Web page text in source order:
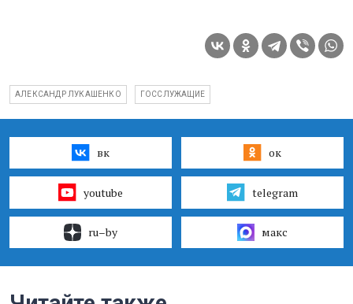
АЛЕКСАНДР ЛУКАШЕНКО ГОССЛУЖАЩИЕ
вк ок
youtube telegram
ru–by макс